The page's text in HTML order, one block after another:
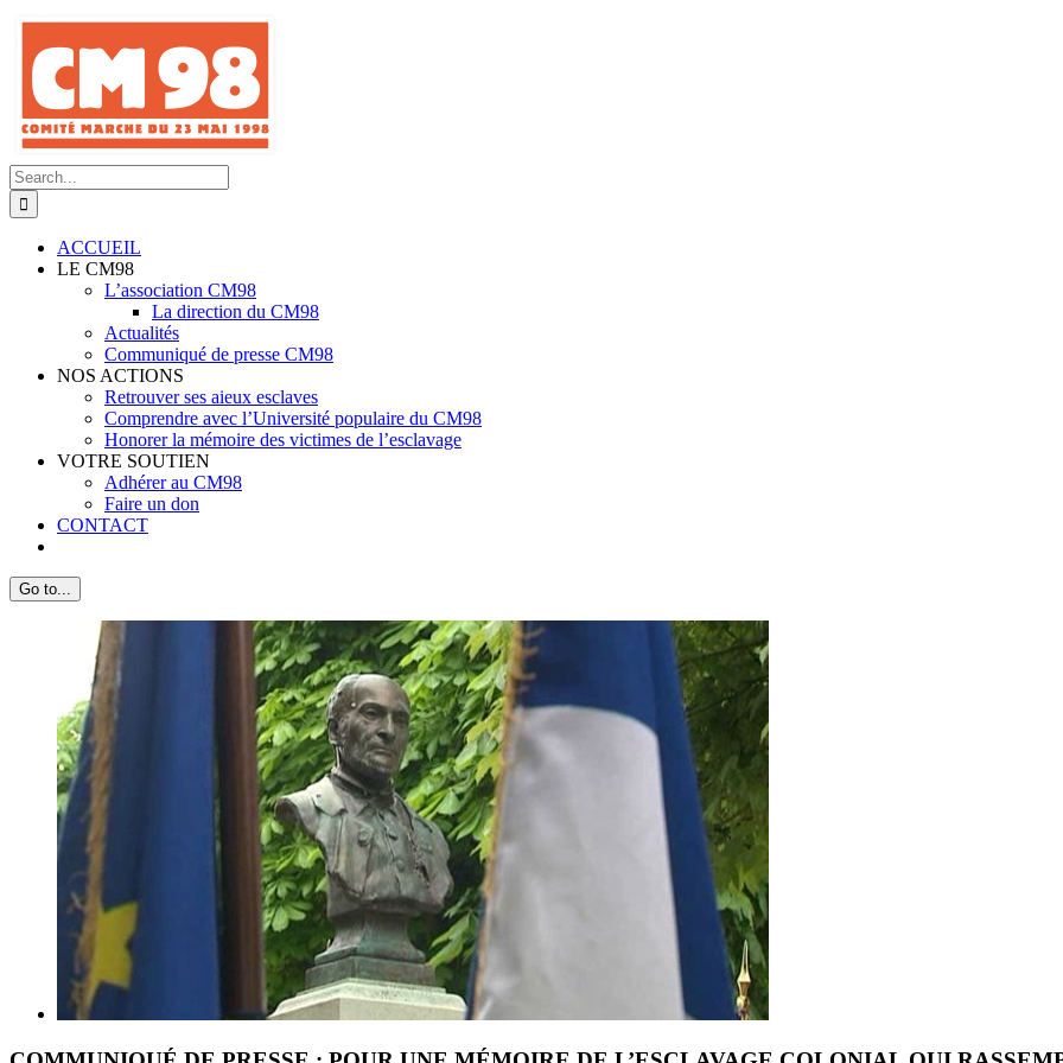
Skip
content
Search
for:
ACCUEIL
LE CM98
L’association CM98
La direction du CM98
Actualités
Communiqué de presse CM98
NOS ACTIONS
Retrouver ses aieux esclaves
Comprendre avec l’Université populaire du CM98
Honorer la mémoire des victimes de l’esclavage
VOTRE SOUTIEN
Adhérer au CM98
Faire un don
CONTACT
Go to...
Larger
Image